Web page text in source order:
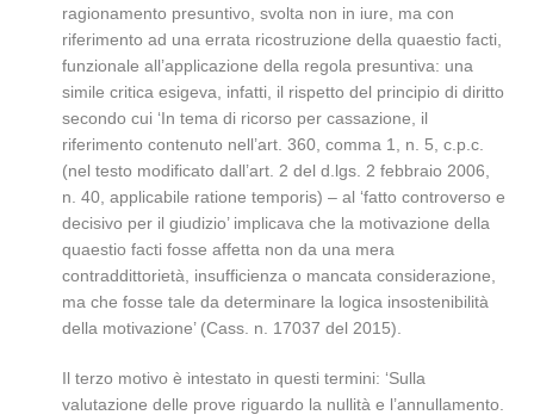
ragionamento presuntivo, svolta non in iure, ma con
riferimento ad una errata ricostruzione della quaestio facti,
funzionale all’applicazione della regola presuntiva: una
simile critica esigeva, infatti, il rispetto del principio di diritto
secondo cui ‘In tema di ricorso per cassazione, il
riferimento contenuto nell’art. 360, comma 1, n. 5, c.p.c.
(nel testo modificato dall’art. 2 del d.lgs. 2 febbraio 2006,
n. 40, applicabile ratione temporis) – al ‘fatto controverso e
decisivo per il giudizio’ implicava che la motivazione della
quaestio facti fosse affetta non da una mera
contraddittorietà, insufficienza o mancata considerazione,
ma che fosse tale da determinare la logica insostenibilità
della motivazione’ (Cass. n. 17037 del 2015).
Il terzo motivo è intestato in questi termini: ‘Sulla
valutazione delle prove riguardo la nullità e l’annullamento.